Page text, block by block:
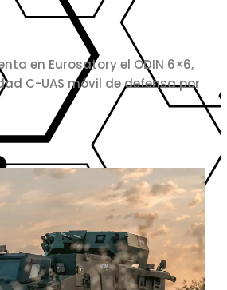
en Eurosatory el ODIN 6×6,
C-UAS móvil de defensa por